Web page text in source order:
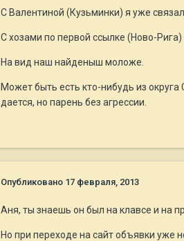
С Валентиной (Кузьминки) я уже
С хозами по первой ссылке (Ново-
На вид наш найденыш моложе.
Может быть есть кто-нибудь из
дается, но парень без агрессии.
Опубликовано 17 февраля, 2013
Аня, ты знаешь он был на клавсе и на
Но при переходе на сайт объявки уже